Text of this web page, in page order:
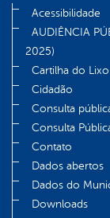
Acessibilidade
AUDIÊNCIA
2025)
Cartilha do Lixo
Cidadão
Consulta
Consulta
Contato
Dados abertos
Dados do
Downloads